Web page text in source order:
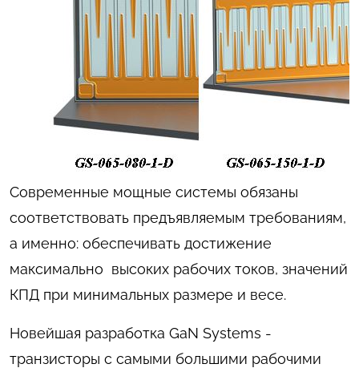
Современные мощные системы обязаны
соответствовать предъявляемым требованиям,
а именно: обеспечивать достижение
максимально высоких рабочих токов, значений
КПД при минимальных размере и весе.
Новейшая разработка GaN Systems -
транзисторы с самыми большими рабочими